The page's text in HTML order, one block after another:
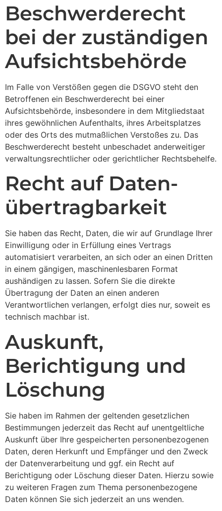
Beschwerde­recht
bei der zuständigen
Aufsichts­behörde
Im Falle von Verstößen gegen die DSGVO steht den
Betroffenen ein Beschwerderecht bei einer
Aufsichtsbehörde, insbesondere in dem Mitgliedstaat
ihres gewöhnlichen Aufenthalts, ihres Arbeitsplatzes
oder des Orts des mutmaßlichen Verstoßes zu. Das
Beschwerderecht besteht unbeschadet anderweitiger
verwaltungsrechtlicher oder gerichtlicher Rechtsbehelfe.
Recht auf Daten­
übertrag­barkeit
Sie haben das Recht, Daten, die wir auf Grundlage Ihrer
Einwilligung oder in Erfüllung eines Vertrags
automatisiert verarbeiten, an sich oder an einen Dritten
in einem gängigen, maschinenlesbaren Format
aushändigen zu lassen. Sofern Sie die direkte
Übertragung der Daten an einen anderen
Verantwortlichen verlangen, erfolgt dies nur, soweit es
technisch machbar ist.
Auskunft,
Berichtigung und
Löschung
Sie haben im Rahmen der geltenden gesetzlichen
Bestimmungen jederzeit das Recht auf unentgeltliche
Auskunft über Ihre gespeicherten personenbezogenen
Daten, deren Herkunft und Empfänger und den Zweck
der Datenverarbeitung und ggf. ein Recht auf
Berichtigung oder Löschung dieser Daten. Hierzu sowie
zu weiteren Fragen zum Thema personenbezogene
Daten können Sie sich jederzeit an uns wenden.